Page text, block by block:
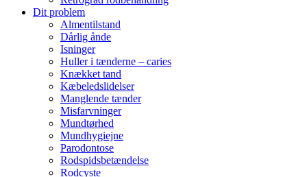
Dit problem
Almentilstand
Dårlig ånde
Isninger
Huller i tænderne – caries
Knækket tand
Kæbeledslidelser
Manglende tænder
Misfarvninger
Mundtørhed
Mundhygiejne
Parodontose
Rodspidsbetændelse
Rodcyste